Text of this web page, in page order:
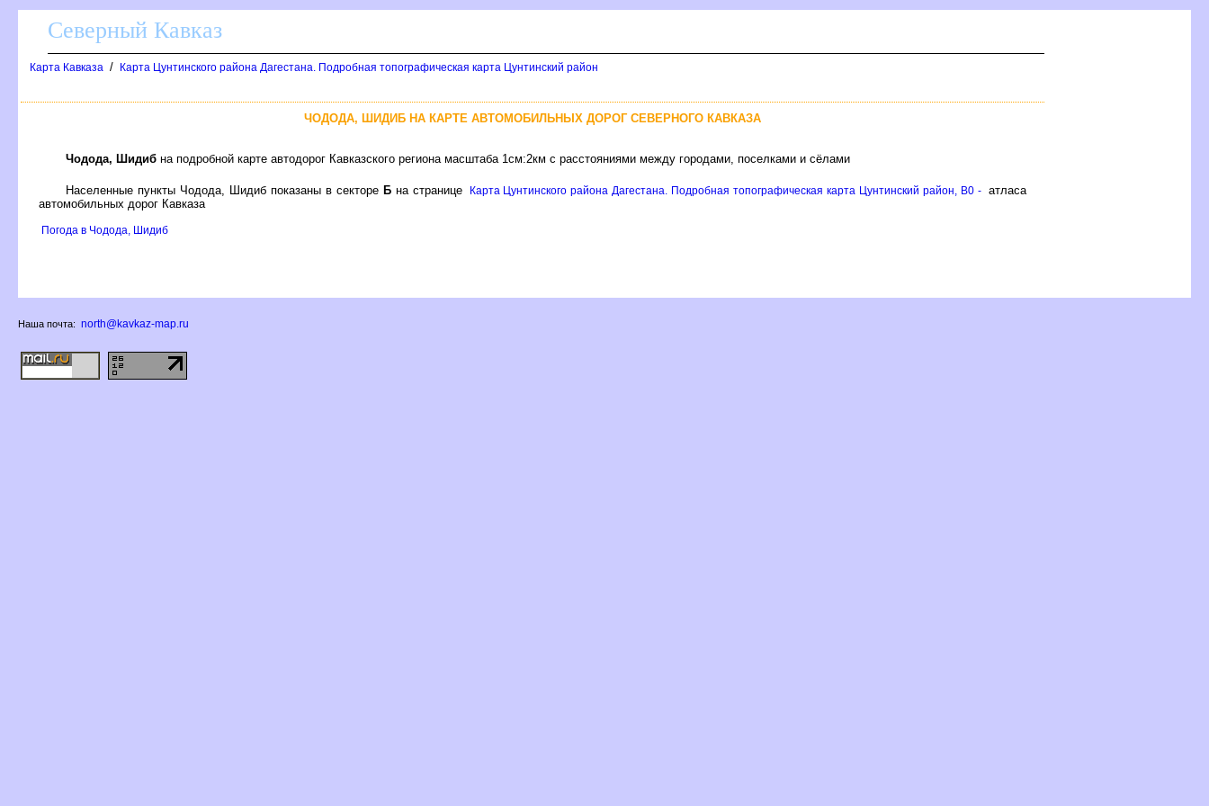
Северный Кавказ
Карта Кавказа / Карта Цунтинского района Дагестана. Подробная топографическая карта Цунтинский район
ЧОДОДА, ШИДИБ НА КАРТЕ АВТОМОБИЛЬНЫХ ДОРОГ СЕВЕРНОГО КАВКАЗА
Чодода, Шиди на подробной карте автодорог Кавказского региона масштаба 1см:2км с расстояниями между городами, поселками и сёлами
Населенные пункты Чодода, Шидиб показаны в секторе Бна странице Карта Цунтинского района Дагестана. Подробная топографическая карта Цунтинский район, B0 - атласа
автомобильных дорог Кавказа
Погода в Чодода, Шиди
Наша почта: north@kavkaz-map.ru